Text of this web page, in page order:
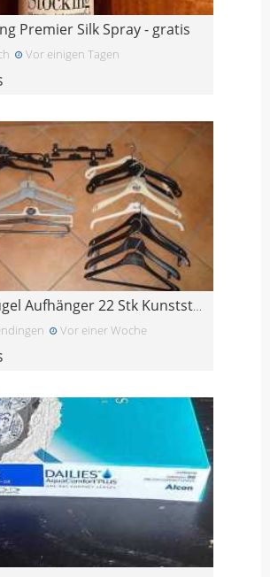
Premier Silk Spray - gratis
Vor einigen Tagen
Kleiderbügel Aufhänger 22 Stk Kunststoff
Vor einer Woche